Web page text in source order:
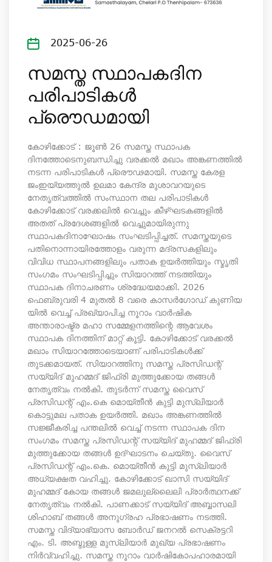
2025-06-26
സമസ്ത സ്ഥാപകദിന
പരിപാടികൾ
പ്രൌഡമായി
കോഴിക്കോട് : ജൂൺ 26 സമസ്ത സ്ഥാപക
ദിനത്തോടെനുബന്ധിച്ചു വരക്കൽ മഖാം അങ്കണത്തിൽ
നടന്ന പരിപാടികൾ പ്രൌഢമായി. സമസ്ത കേരള
ജംഇയ്യത്തുൽ ഉലമാ കേന്ദ്ര മുശാവറയുടെ
നേതൃത്വത്തിൽ സംസ്ഥാന തല പരിപാടികൾ
കോഴിക്കോട് വരക്കലിൽ വെച്ചും കീഴ്ഘടകങ്ങളിൽ
അതത് പ്രദേശങ്ങളിൽ വെച്ചുമായിരുന്നു
സ്ഥാപകദിനാഘോഷം സംഘടിപ്പിച്ചത്. സമസ്തയുടെ
പതിനൊന്നായിരത്തോളം വരുന്ന മദ്രസകളിലും
വിവിധ സ്ഥാപനങ്ങളിലും പതാക ഉയർത്തിയും സ്മൃതി
സംഗമം സംഘടിപ്പിച്ചും സിയാറത്ത് നടത്തിയും
സ്ഥാപക ദിനാചരണം ശ്രദ്ധേയമാക്കി. 2026
ഫെബ്രുവരി 4 മുതൽ 8 വരെ കാസർഗോഡ് കുണിയ
യിൽ വെച്ച് പ്രഖ്യാപിച്ച നൂറാം വാർഷിക
അന്താരാഷ്ട്ര മഹാ സമ്മേളനത്തിന്റെ ആവേശം
സ്ഥാപക ദിനത്തിന് മാറ്റ് കൂട്ടി. കോഴിക്കോട് വരക്കൽ
മഖാം സിയാറത്തോടെയാണ് പരിപാടികൾക്ക്
തുടക്കമായത്. സിയാറത്തിനു സമസ്ത പ്രസിഡന്റ്
സയ്യിദ് മുഹമ്മദ്‌ ജിഫ്രി മുത്തുക്കോയ തങ്ങൾ
നേതൃത്വം നൽകി. തുടർന്ന് സമസ്ത വൈസ്
പ്രസിഡന്റ്‌ എം.കെ മൊയ്‌തീൻ കുട്ടി മുസ്ലിയാര്‍
കൊട്ടുമല പതാക ഉയർത്തി. മഖാം അങ്കണത്തിൽ
സജ്ജീകരിച്ച പന്തലിൽ വെച്ച് നടന്ന സ്ഥാപക ദിന
സംഗമം സമസ്ത പ്രസിഡന്റ്‌ സയ്യിദ് മുഹമ്മദ്‌ ജിഫ്രി
മുത്തുക്കോയ തങ്ങൾ ഉദ്ഘാടനം ചെയ്തു. വൈസ്
പ്രസിഡന്റ്‌ എം.കെ. മൊയ്‌തീൻ കുട്ടി മുസ്‌ലിയാർ
അധ്യക്ഷത വഹിച്ചു. കോഴിക്കോട് ഖാസി സയ്യിദ്
മുഹമ്മദ്‌ കോയ തങ്ങൾ ജമലുല്ലൈലി പ്രാർത്ഥനക്ക്
നേതൃത്വം നൽകി. പാണക്കാട് സയ്യിദ് അബ്ബാസലി
ശിഹാബ് തങ്ങൾ അനുഗ്രഹ പ്രഭാഷണം നടത്തി.
സമസ്ത വിദ്യാഭ്യാസ ബോർഡ് ജനറൽ സെക്രട്ടറി
എം. ടി. അബ്ദുള്ള മുസ്‌ലിയാർ മുഖ്യ പ്രഭാഷണം
നിർവ്വഹിച്ചു. സമസ്ത നൂറാം വാർഷികോപഹാരമായി